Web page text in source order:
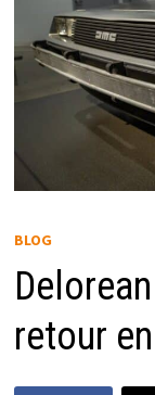
BLOG
retour